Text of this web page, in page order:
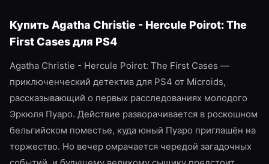
Купить Agatha Christie - Hercule Poirot: The
First Casesдля PS4
Agatha Christie - Hercule Poirot: The First Cases —
приключенческий детектив для PS4 от Microids,
рассказывающий о первых расследованиях молодого
Эркюля Пуаро. Действие разворачивается в роскошном
бельгийском поместье, куда юный Пуаро приглашён на
торжество. Но вечер омрачается чередой загадочных